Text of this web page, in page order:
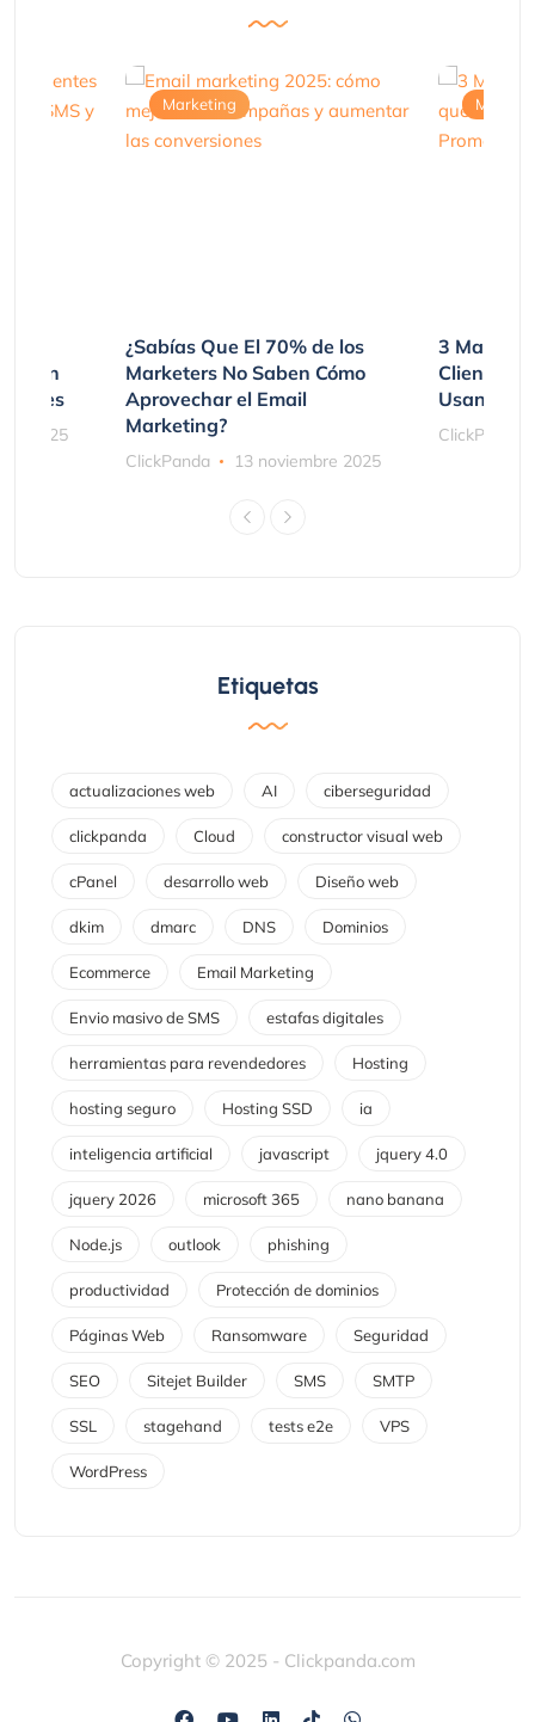
2025
Marketing
¿Sabías Que El 70% de los
Marketers No Saben Cómo
Aprovechar el Email
Marketing?
ClickPanda 13 noviembre 2025
3
Clientes
Usando
ClickPanda
Etiquetas
actualizaciones web AI ciberseguridad
clickpanda Cloud constructor visual web
cPanel desarrollo web Diseño web
dkim dmarc DNS Dominios
Ecommerce Email Marketing
Envio masivo de SMS estafas digitales
herramientas para revendedores Hosting
hosting seguro Hosting SSD ia
inteligencia artificial javascript jquery 4.0
jquery 2026 microsoft 365 nano banana
Node.js outlook phishing
productividad Protección de dominios
Páginas Web Ransomware Seguridad
SEO Sitejet Builder SMS SMTP
SSL stagehand tests e2e VPS
WordPress
Copyright © 2025 - Clickpanda.com